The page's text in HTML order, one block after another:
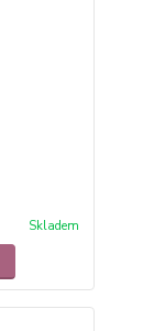
Skladem